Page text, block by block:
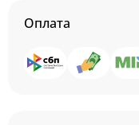
Оплата